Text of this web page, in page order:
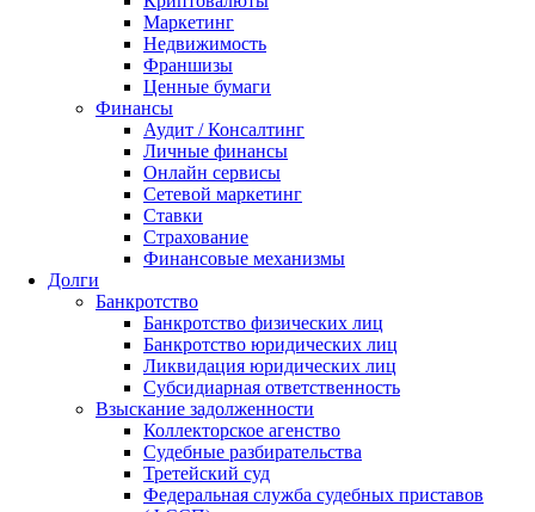
Маркетинг
Недвижимость
Франшизы
Ценные бумаги
Финансы
Аудит / Консалтинг
Личные финансы
Онлайн сервисы
Сетевой маркетинг
Ставки
Страхование
Финансовые механизмы
Долги
Банкротство
Банкротство физических лиц
Банкротство юридических лиц
Ликвидация юридических лиц
Субсидиарная ответственность
Взыскание задолженности
Коллекторское агенство
Судебные разбирательства
Третейский суд
Федеральная служба судебных приставов